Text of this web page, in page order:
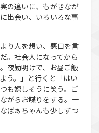
の違いに、もがきなが
出会い、いろいろな事
り人を想い、悪口を言
。社会人になってから
夜勤明けで、お昼ご飯
う。」と行くと「はい
も嬉しそうに笑う。ご
がらお喋りをする。一
ばぁちゃんも少しずつ